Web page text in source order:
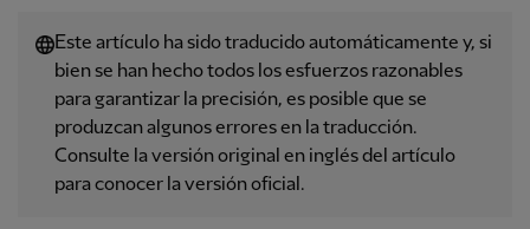
Este artículo ha sido traducido automáticamente y, si
bien se han hecho todos los esfuerzos razonables
para garantizar la precisión, es posible que se
produzcan algunos errores en la traducción.
Consulte la versión original en inglés del artículo
para conocer la versión oficial.